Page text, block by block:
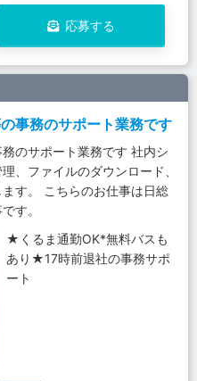
応募する
事務のサポート業務です
のサポート業務です 社内シ
、ファイルのダウンロード、
す。 こちらのお仕事は日総
す。
★くるま通勤OK*無料バスも
あり★17時前退社の事務サポ
ート